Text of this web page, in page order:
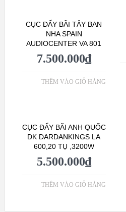
CỤC ĐẨY BÃI TÂY BAN
NHA SPAIN
AUDIOCENTER VA 801
7.500.000₫
THÊM VÀO GIỎ HÀNG
CỤC ĐẨY BÃI ANH QUỐC
DK DARDANKINGS LA
600,20 TỤ ,3200W
5.500.000₫
THÊM VÀO GIỎ HÀNG